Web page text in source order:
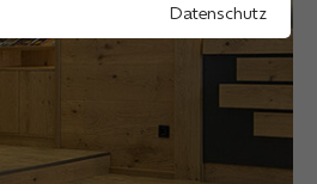
Datenschutz